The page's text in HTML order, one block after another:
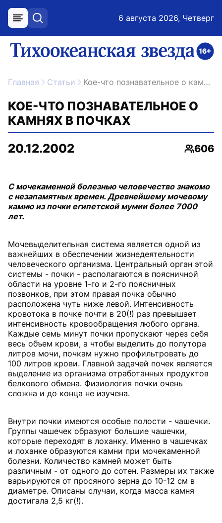
меню поиск 6 августа 2026, Четверг
ссылка на главную
Главная Статьи Кое-что познавательное о камнях в почках
КОЕ-ЧТО ПОЗНАВАТЕЛЬНОЕ О
КАМНЯХ В ПОЧКАХ
20.12.2002
606
С мочекаменной болезнью человечество знакомо
с незапамятных времен. Древнейшему мочевому
камню из почки египетской мумии более 7000
лет.
Мочевыделительная система является одной из
важнейших в обеспечении жизнедеятельности
человеческого организма. Центральный орган этой
системы - почки - располагаются в поясничной
области на уровне 1-го и 2-го поясничных
позвонков, при этом правая почка обычно
расположена чуть ниже левой. Интенсивность
кровотока в почке почти в 20(!) раз превышает
интенсивность кровообращения любого органа.
Каждые семь минут почки пропускают через себя
весь объем крови, а чтобы выделить до полутора
литров мочи, почкам нужно профильтровать до
100 литров крови. Главной задачей почек является
выделение из организма отработанных продуктов
белкового обмена. Физиология почки очень
сложна и до конца не изучена.
Внутри почки имеются особые полости - чашечки.
Группы чашечек образуют большие чашечки,
которые переходят в лоханку. Именно в чашечках
и лоханке образуются камни при мочекаменной
болезни. Количество камней может быть
различным - от одного до сотен. Размеры их также
варьируются от просяного зерна до 10-12 см в
диаметре. Описаны случаи, когда масса камня
достигала 2,5 кг(!).